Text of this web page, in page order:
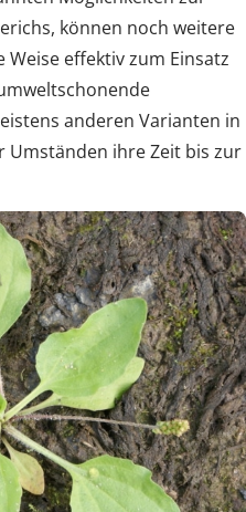
können noch weitere
effektiv zum Einsatz
anderen Varianten in
Umständen ihre Zeit bis zur